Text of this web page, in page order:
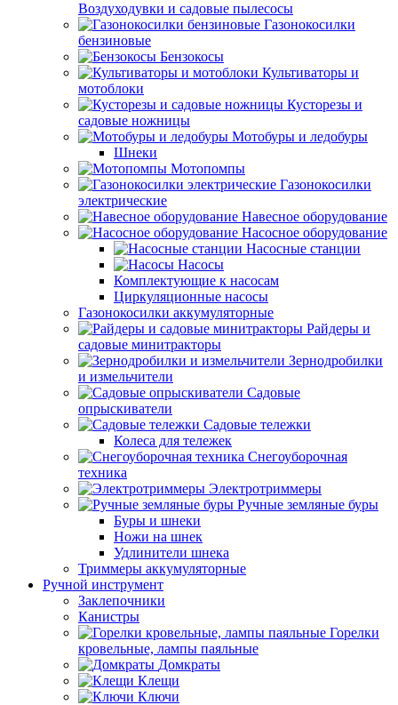
Воздуходувки и садовые пылесосы
Газонокосилки
бензиновые
Бензокосы
Культиваторы и
мотоблоки
Кусторезы и
садовые ножницы
Мотобуры и ледобуры
Шнеки
Мотопомпы
Газонокосилки
электрические
Навесное оборудование
Насосное оборудование
Насосные станции
Насосы
Комплектующие к насосам
Циркуляционные насосы
Газонокосилки аккумуляторные
Райдеры и
садовые минитракторы
Зернодробилки
и измельчители
Садовые
опрыскиватели
Садовые тележки
Колеса для тележек
Снегоуборочная
техника
Электротриммеры
Ручные земляные буры
Буры и шнеки
Ножи на шнек
Удлинители шнека
Триммеры аккумуляторные
Ручной инструмент
Заклепочники
Канистры
Горелки
кровельные, лампы паяльные
Домкраты
Клещи
Ключи